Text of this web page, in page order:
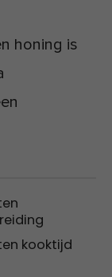
honing is
kooktijd